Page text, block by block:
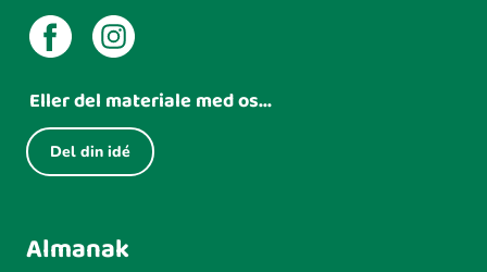
Eller del materiale med os...
Del din idé
Almanak